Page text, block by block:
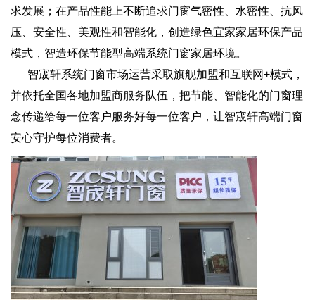
求发展；在产品性能上不断追求门窗气密性、水密性、抗风
压、安全性、美观性和智能化，创造绿色宜家家居环保产品
模式，智造环保节能型高端系统门窗家居环境。
智宬轩系统门窗市场运营采取旗舰加盟和互联网+模式，
并依托全国各地加盟商服务队伍，把节能、智能化的门窗理
念传递给每一位客户服务好每一位客户，让智宬轩高端门窗
安心守护每位消费者。